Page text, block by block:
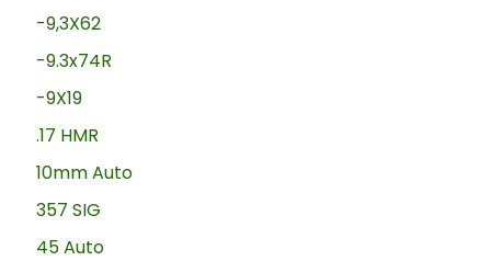
-9,3X62
-9.3x74R
-9X19
.17 HMR
10mm Auto
357 SIG
45 Auto